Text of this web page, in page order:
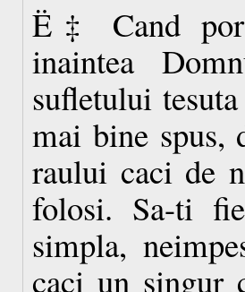
Ë‡ Cand
inaintea
sufletului
mai bine spus,
raului caci de
folosi. Sa-ti
simpla,
caci un singur